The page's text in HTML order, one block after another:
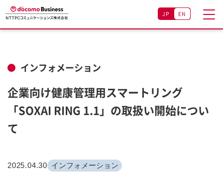
JP EN
インフォメーション
企業向け健康管理用スマートリング
「SOXAI RING 1.1」の取扱い開始につい
て
2025.04.30 インフォメーション